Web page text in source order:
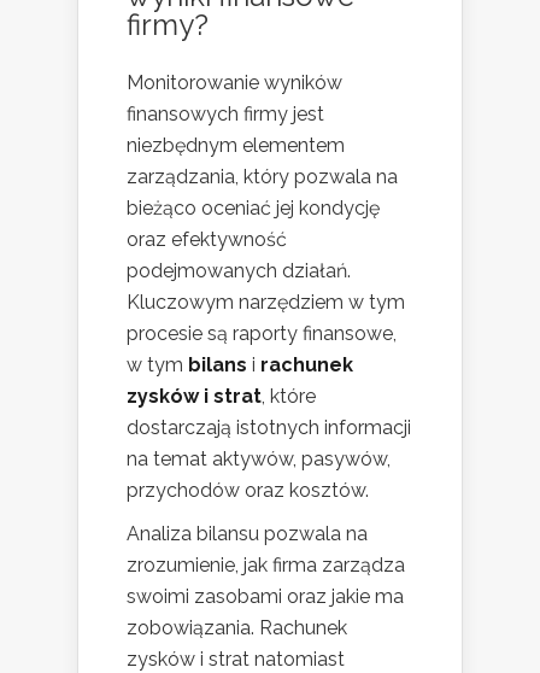
firmy?
Monitorowanie wyników
finansowych firmy jest
niezbędnym elementem
zarządzania, który pozwala na
bieżąco oceniać jej kondycję
oraz efektywność
podejmowanych działań.
Kluczowym narzędziem w tym
procesie są raporty finansowe,
w tym bilans i rachunek
zysków i strat, które
dostarczają istotnych informacji
na temat aktywów, pasywów,
przychodów oraz kosztów.
Analiza bilansu pozwala na
zrozumienie, jak firma zarządza
swoimi zasobami oraz jakie ma
zobowiązania. Rachunek
zysków i strat natomiast